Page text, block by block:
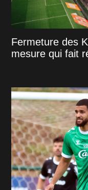
Fermeture des
mesure qui fait